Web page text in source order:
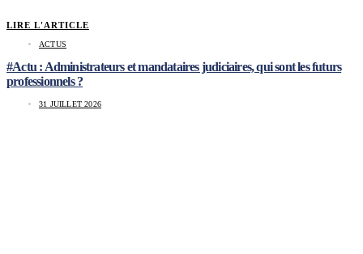
LIRE L'ARTICLE
ACTUS
#Actu : Administrateurs et mandataires judiciaires, qui sont les futurs
professionnels ?
31 JUILLET 2026